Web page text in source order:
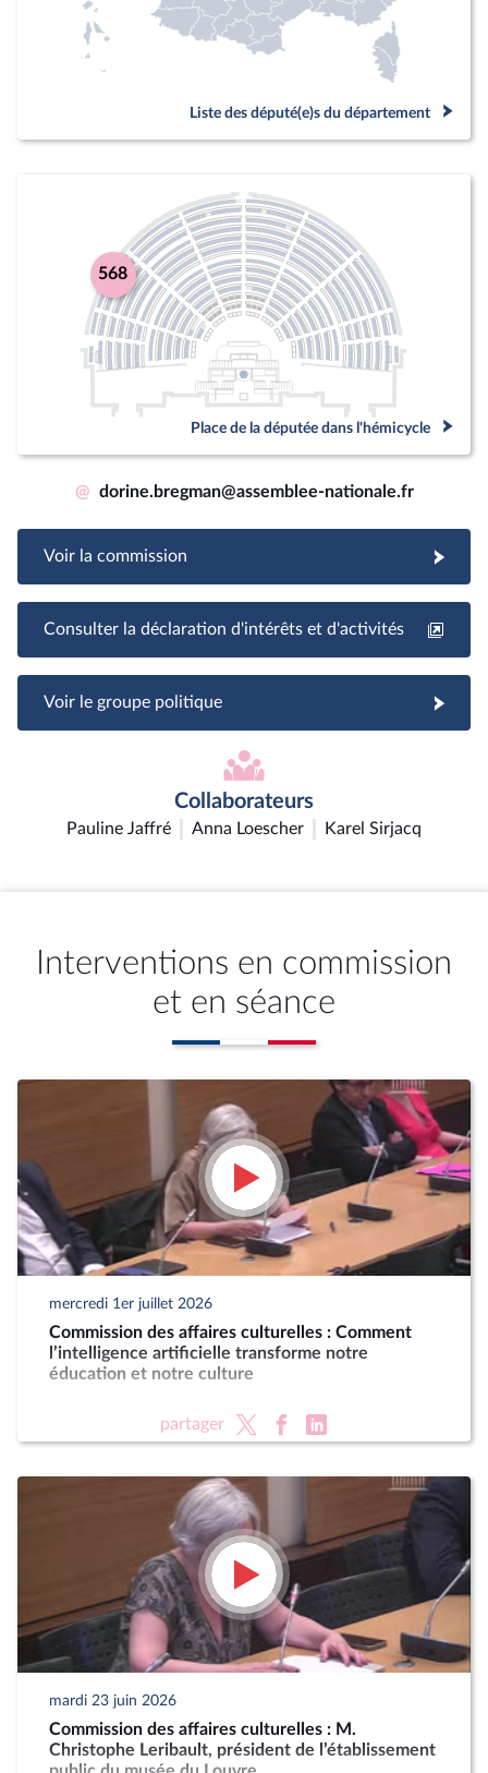
Liste des député(e)s du département
568
Place de la députée dans l'hémicycle
@ dorine.bregman@assemblee-nationale.fr
Voir la commission
Consulter la déclaration d'intérêts et d'activités
Voir le groupe politique
Collaborateurs
Pauline Jaffré Anna Loescher Karel Sirjacq
Interventions en commission
et en séance
mercredi 1er juillet 2026
Commission des affaires culturelles : Comment
l’intelligence artificielle transforme notre
éducation et notre culture
partager
mardi 23 juin 2026
Commission des affaires culturelles : M.
Christophe Leribault, président de l’établissement